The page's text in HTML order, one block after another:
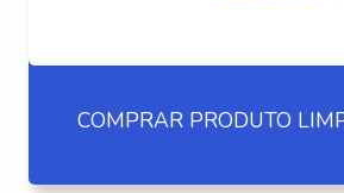
COMPRAR PRODUTO